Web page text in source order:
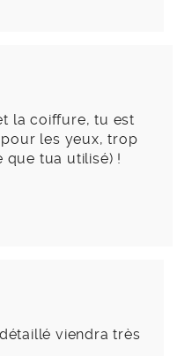
la coiffure, tu est
les yeux, trop
que tua utilisé) !
viendra très